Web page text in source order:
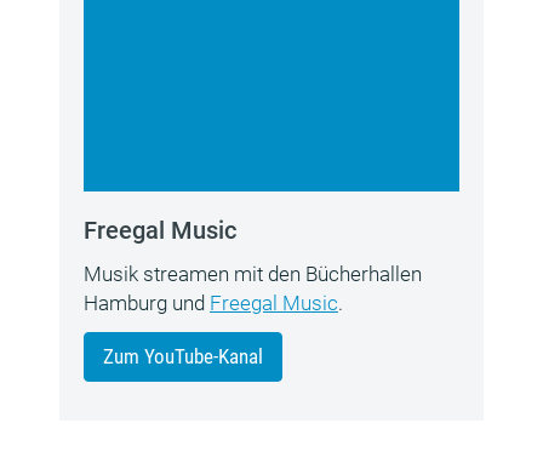
Freegal Music
Musik streamen mit den Bücherhallen
Hamburg und Freegal Music.
Zum YouTube-Kanal